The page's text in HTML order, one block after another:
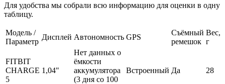
Для удобства мы собрали всю информацию для оценки в одну
таблицу.
Модель /
Параметр
Дисплей Автономность GPS
Съёмный
ремешок
Вес,
г
FITBIT
CHARGE
5
1,04"
Нет данных о
ёмкости
аккумулятора
(3 дня со 100
Встроенный Да 28